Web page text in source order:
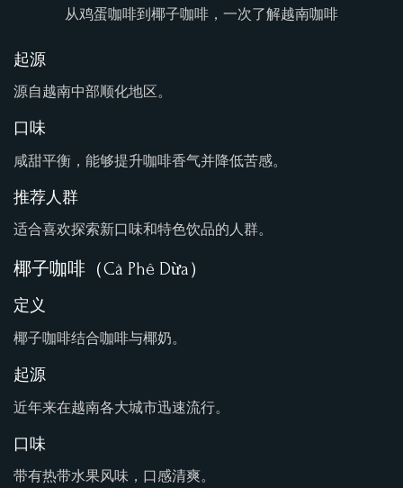
从鸡蛋咖啡到椰子咖啡，一次了解越南咖啡
起源
源自越南中部顺化地区。
口味
咸甜平衡，能够提升咖啡香气并降低苦感。
推荐人群
适合喜欢探索新口味和特色饮品的人群。
椰子咖啡（Cà Phê Dừa）
定义
椰子咖啡结合咖啡与椰奶。
起源
近年来在越南各大城市迅速流行。
口味
带有热带水果风味，口感清爽。